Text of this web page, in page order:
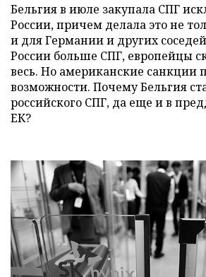
Бельгия в июле закупала СПГ
России, причем делала это не
и для Германии и других
России больше СПГ, европейцы
весь. Но американские санкции
возможности. Почему Бельгия
российского СПГ, да еще и в
ЕК?